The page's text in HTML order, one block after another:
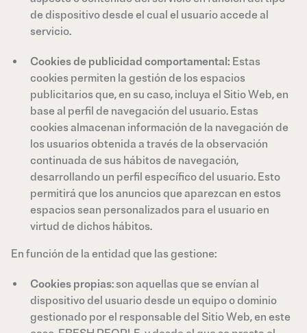
de dispositivo desde el cual el usuario accede al
servicio.
Cookies de publicidad comportamental: Estas
cookies permiten la gestión de los espacios
publicitarios que, en su caso, incluya el Sitio Web, en
base al perfil de navegación del usuario. Estas
cookies almacenan información de la navegación de
los usuarios obtenida a través de la observación
continuada de sus hábitos de navegación,
desarrollando un perfil específico del usuario. Esto
permitirá que los anuncios que aparezcan en estos
espacios sean personalizados para el usuario en
virtud de dichos hábitos.
En función de la entidad que las gestione:
Cookies propias: son aquellas que se envían al
dispositivo del usuario desde un equipo o dominio
gestionado por el responsable del Sitio Web, en este